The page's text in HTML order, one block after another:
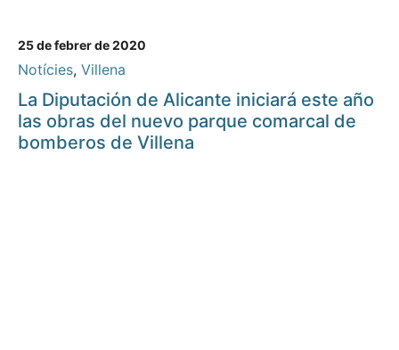
25 de febrer de 2020
Notícies, Villena
La Diputación de Alicante iniciará este año
las obras del nuevo parque comarcal de
bomberos de Villena